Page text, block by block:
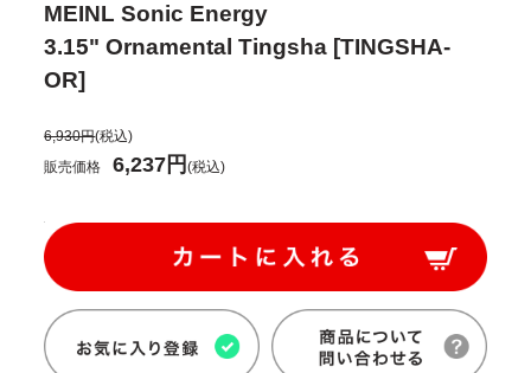
MEINL Sonic Energy
3.15" Ornamental Tingsha [TINGSHA-
OR]
6,930円(税込)
販売価格
6,237円(税込)